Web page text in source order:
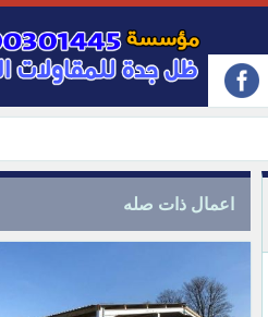
اعمال ذات صله